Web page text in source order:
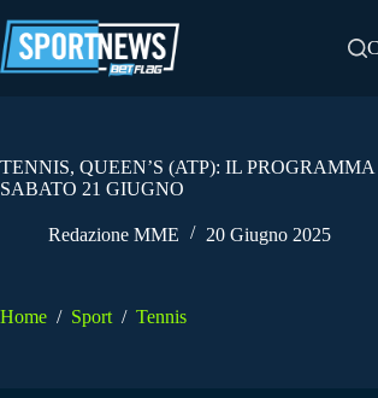
al
contenuto
TENNIS, QUEEN’S (ATP): IL
SABATO 21 GIUGNO
Redazione MME 20 Giugno 2025
Home / Sport / Tennis